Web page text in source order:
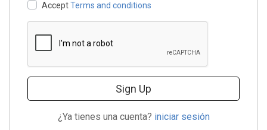
AcceptTerms and conditions
Sign Up
¿Ya tienes una cuenta? iniciar sesión